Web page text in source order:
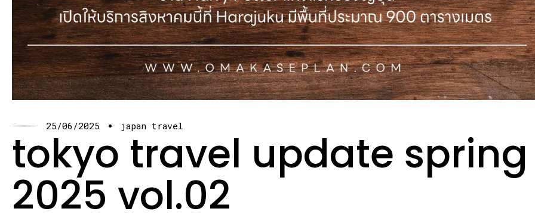
25/06/2025 japan travel
tokyo travel update spring
2025 vol.02